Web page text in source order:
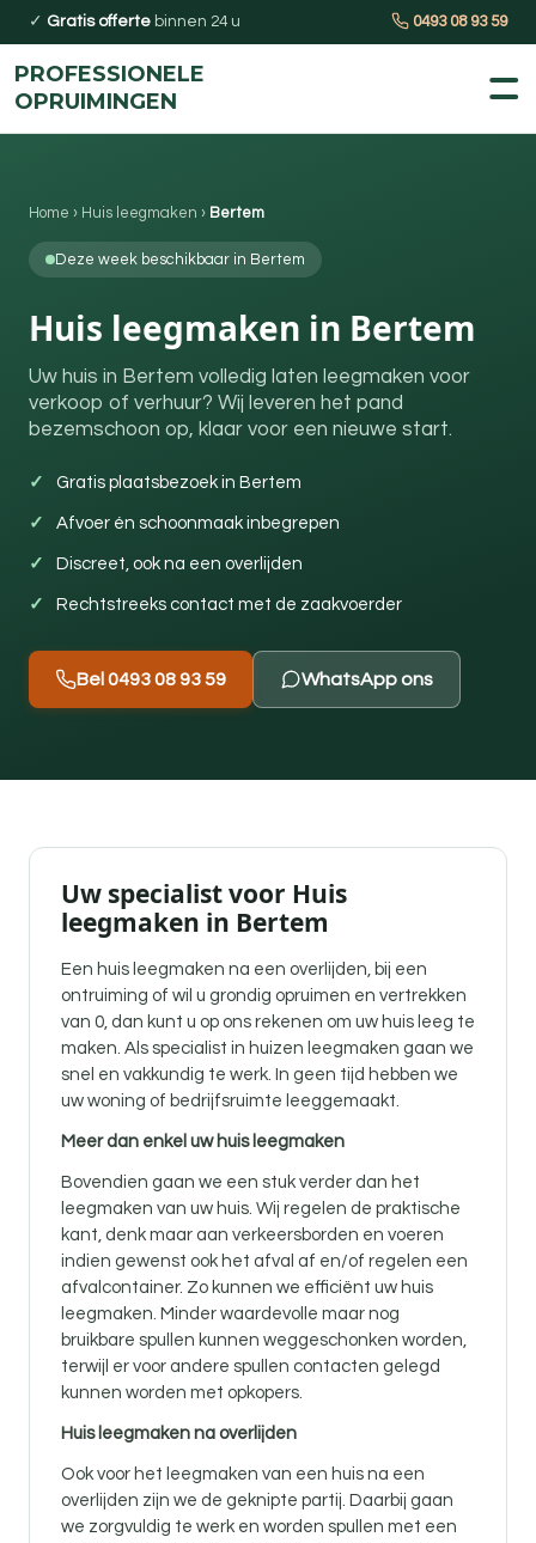
✓ Gratis offerte binnen 24 u 0493 08 93 59
PROFESSIONELE
OPRUIMINGEN
Home › Huis leegmaken › Bertem
Deze week beschikbaar in Bertem
Huis leegmaken in Bertem
Uw huis in Bertem volledig laten leegmaken voor
verkoop of verhuur? Wij leveren het pand
bezemschoon op, klaar voor een nieuwe start.
Gratis plaatsbezoek in Bertem
Afvoer én schoonmaak inbegrepen
Discreet, ook na een overlijden
Rechtstreeks contact met de zaakvoerder
Bel 0493 08 93 59 WhatsApp ons
Uw specialist voor Huis
leegmaken in Bertem
Een huis leegmaken na een overlijden, bij een
ontruiming of wil u grondig opruimen en vertrekken
van 0, dan kunt u op ons rekenen om uw huis leeg te
maken. Als specialist in huizen leegmaken gaan we
snel en vakkundig te werk. In geen tijd hebben we
uw woning of bedrijfsruimte leeggemaakt.
Meer dan enkel uw huis leegmaken
Bovendien gaan we een stuk verder dan het
leegmaken van uw huis. Wij regelen de praktische
kant, denk maar aan verkeersborden en voeren
indien gewenst ook het afval af en/of regelen een
afvalcontainer. Zo kunnen we efficiënt uw huis
leegmaken. Minder waardevolle maar nog
bruikbare spullen kunnen weggeschonken worden,
terwijl er voor andere spullen contacten gelegd
kunnen worden met opkopers.
Huis leegmaken na overlijden
Ook voor het leegmaken van een huis na een
overlijden zijn we de geknipte partij. Daarbij gaan
we zorgvuldig te werk en worden spullen met een